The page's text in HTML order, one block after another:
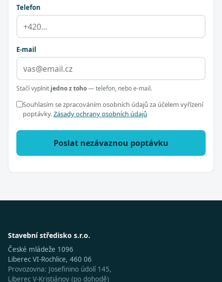
Telefon
E-mail
Stačí vyplnit jedno z toho— telefon, nebo e-mail.
Souhlasím se zpracováním osobních údajů za účelem vyřízení
poptávky.Zásady ochrany osobních údajů
Poslat nezávaznou poptávku
Stavební středisko s.r.o.
České mládeže 1096
Liberec VI-Rochlice, 460 06
Provozovna: Josefinino údolí 145,
Liberec V-Kristiánov (po dohodě)